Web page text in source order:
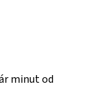
minut od